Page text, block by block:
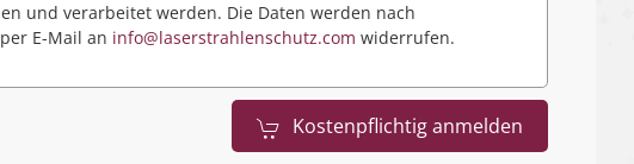
und verarbeitet werden. Die Daten werden nach
E-Mail an info@laserstrahlenschutz.com widerrufen.
Kostenpflichtig anmelden